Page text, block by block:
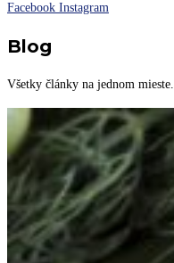
Facebook Instagram
Blog
Všetky články na jednom mieste.